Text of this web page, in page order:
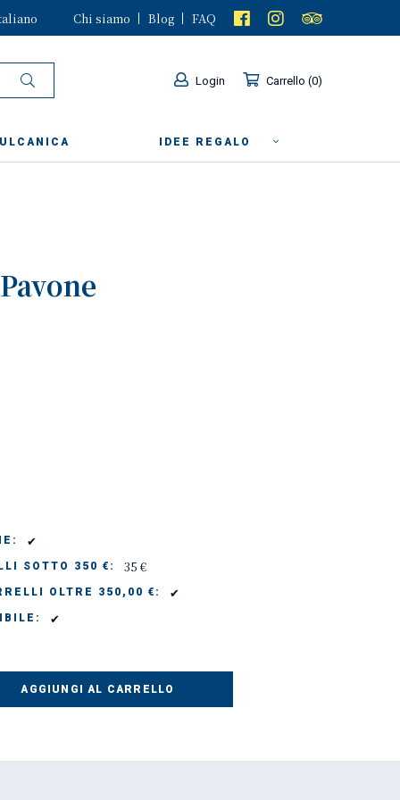
Chi siamo Blog FAQ
Login Carrello 0
IDEE REGALO
✔
SOTTO 350 €: 35 €
OLTRE 350,00 €: ✔
✔
AGGIUNGI AL CARRELLO